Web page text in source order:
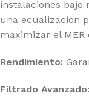
instalaciones bajo
una ecualización
maximizar el MER
Rendimiento:
Filtrado Avanzado: